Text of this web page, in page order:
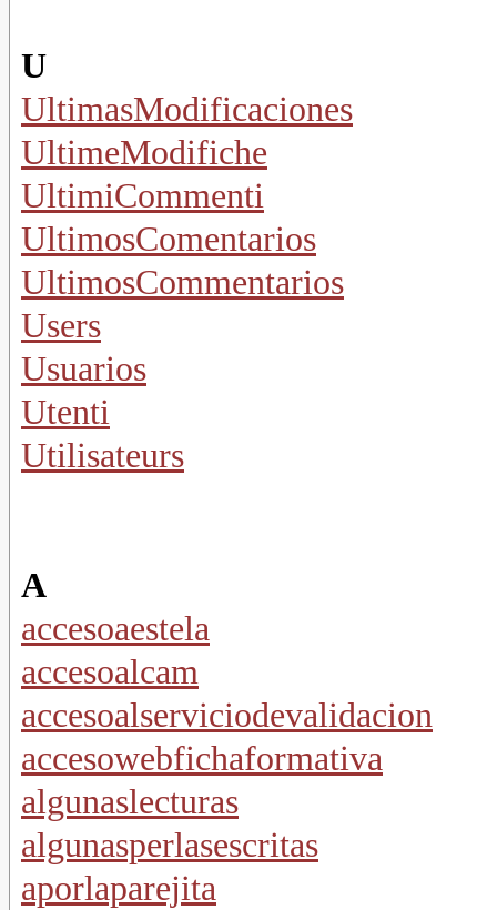
U
UltimasModificaciones
UltimeModifiche
UltimiCommenti
UltimosComentarios
UltimosCommentarios
Users
Usuarios
Utenti
Utilisateurs
A
accesoaestela
accesoalcam
accesoalserviciodevalidacion
accesowebfichaformativa
algunaslecturas
algunasperlasescritas
aporlaparejita